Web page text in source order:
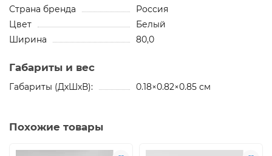
Страна бренда
Россия
Цвет
Белый
Ширина
80,0
Габариты и вес
Габариты (ДхШхВ): 0.18×0.82×0.85 см
Похожие товары